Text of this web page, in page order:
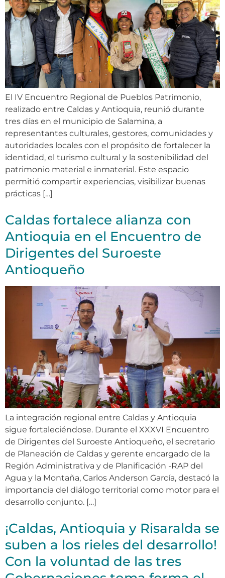
El IV Encuentro Regional de Pueblos Patrimonio,
realizado entre Caldas y Antioquia, reunió durante
tres días en el municipio de Salamina, a
representantes culturales, gestores, comunidades y
autoridades locales con el propósito de fortalecer la
identidad, el turismo cultural y la sostenibilidad del
patrimonio material e inmaterial. Este espacio
permitió compartir experiencias, visibilizar buenas
prácticas […]
Caldas fortalece alianza con
Antioquia en el Encuentro de
Dirigentes del Suroeste
Antioqueño
La integración regional entre Caldas y Antioquia
sigue fortaleciéndose. Durante el XXXVI Encuentro
de Dirigentes del Suroeste Antioqueño, el secretario
de Planeación de Caldas y gerente encargado de la
Región Administrativa y de Planificación -RAP del
Agua y la Montaña, Carlos Anderson García, destacó la
importancia del diálogo territorial como motor para el
desarrollo conjunto. […]
¡Caldas, Antioquia y Risaralda se
suben a los rieles del desarrollo!
Con la voluntad de las tres